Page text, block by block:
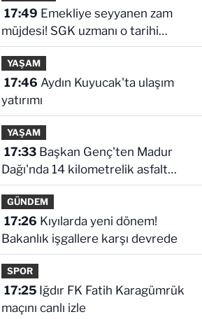
17:49
müjdesi! SGK uzmanı o tarihi
işaret etti
YAŞAM
17:46
yatırımı
YAŞAM
17:33Başkan Genç'ten Madur
Dağı'nda 14 kilometrelik asfalt
müjdesi
GÜNDEM
17:26
Bakanlık işgallere karşı devrede
SPOR
17:25Iğdır FK Fatih Karagümrük
maçını canlı izle